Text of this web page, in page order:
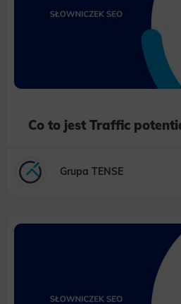
Co to jest Traffic
Grupa TENSE